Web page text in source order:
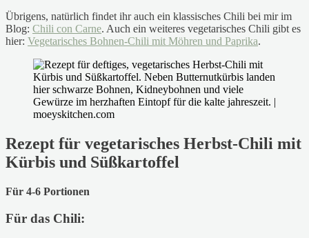
Übrigens, natürlich findet ihr auch ein klassisches Chili bei mir im
Blog: Chili con Carne. Auch ein weiteres vegetarisches Chili gibt es
hier: Vegetarisches Bohnen-Chili mit Möhren und Paprika.
Rezept für vegetarisches Herbst-Chili mit
Kürbis und Süßkartoffel
Für 4-6 Portionen
Für das Chili: